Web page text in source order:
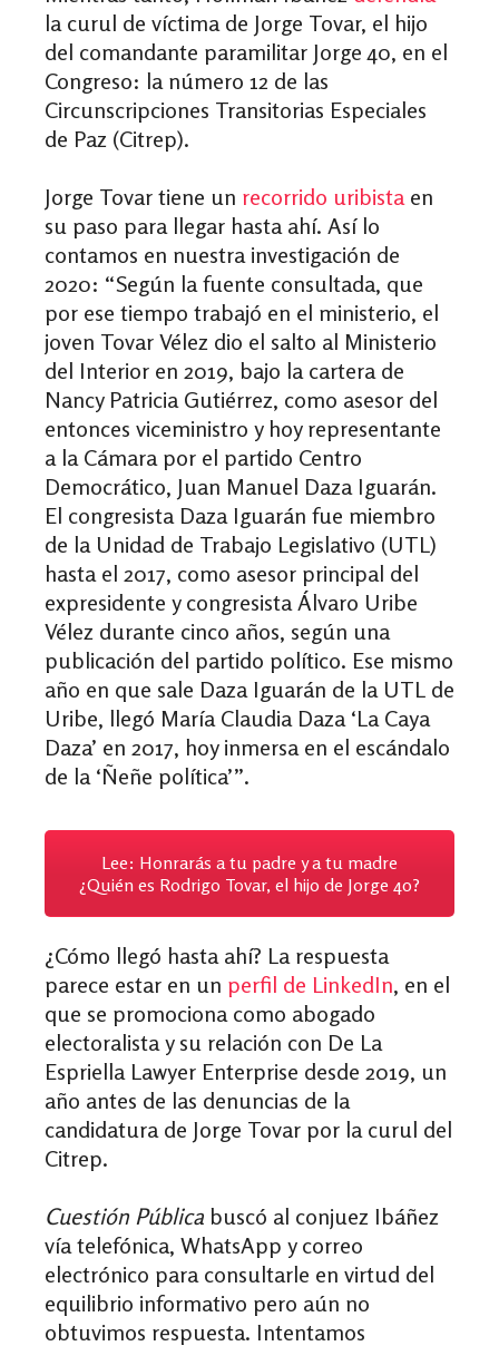
la curul de víctima de Jorge Tovar, el hijo
del comandante paramilitar Jorge 40, en el
Congreso: la número 12 de las
Circunscripciones Transitorias Especiales
de Paz (Citrep).
Jorge Tovar tiene un recorrido uribistaen
su paso para llegar hasta ahí. Así lo
contamos en nuestra investigación de
2020: “Según la fuente consultada, que
por ese tiempo trabajó en el ministerio, el
joven Tovar Vélez dio el salto al Ministerio
del Interior en 2019, bajo la cartera de
Nancy Patricia Gutiérrez, como asesor del
entonces viceministro y hoy representante
a la Cámara por el partido Centro
Democrático, Juan Manuel Daza Iguarán.
El congresista Daza Iguarán fue miembro
de la Unidad de Trabajo Legislativo (UTL)
hasta el 2017, como asesor principal del
expresidente y congresista Álvaro Uribe
Vélez durante cinco años, según una
publicación del partido político. Ese mismo
año en que sale Daza Iguarán de la UTL de
Uribe, llegó María Claudia Daza ‘La Caya
Daza’ en 2017, hoy inmersa en el escándalo
de la ‘Ñeñe política’”.
Lee: Honrarás a tu padre y a tu madre
¿Quién es Rodrigo Tovar, el hijo de Jorge 40?
¿Cómo llegó hasta ahí? La respuesta
parece estar en un perfil de LinkedIn, en el
que se promociona como abogado
electoralista y su relación con De La
Espriella Lawyer Enterprise desde 2019, un
año antes de las denuncias de la
candidatura de Jorge Tovar por la curul del
Citrep.
Cuestión Pública buscó al conjuez Ibáñez
vía telefónica, WhatsApp y correo
electrónico para consultarle en virtud del
equilibrio informativo pero aún no
obtuvimos respuesta. Intentamos